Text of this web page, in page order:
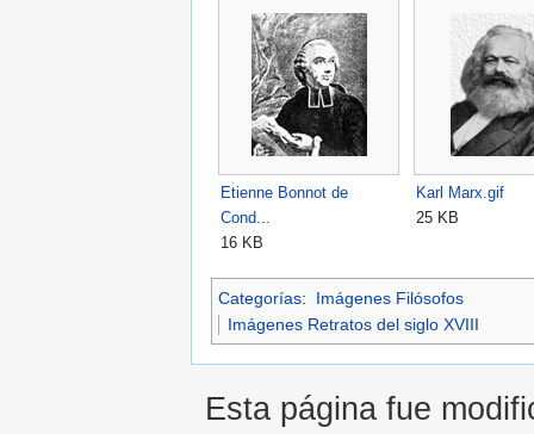
Etienne Bonnot de
Cond...
16 KB
Karl Marx.gif
25 KB
Categorías:
Imágenes Filósofos
Imágenes Retratos del siglo XVIII
Esta página fue